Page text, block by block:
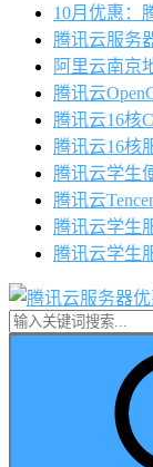
10月优惠：
腾讯云服务
阿里云南京
腾讯云
腾讯云16核
腾讯云16核
腾讯云学生
腾讯云
腾讯云学生
腾讯云学生